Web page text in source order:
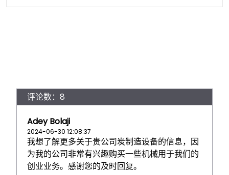
评论数：8
Adey Bolaji
2024-06-30 12:08:37
我想了解更多关于贵公司炭制造设备的信息，因
为我的公司非常有兴趣购买一些机械用于我们的
创业业务。感谢您的及时回复。